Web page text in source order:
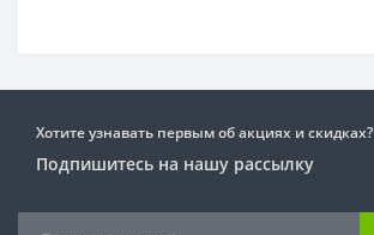
Хотите узнавать первым об акциях и скидках?
Подпишитесь на нашу рассылку